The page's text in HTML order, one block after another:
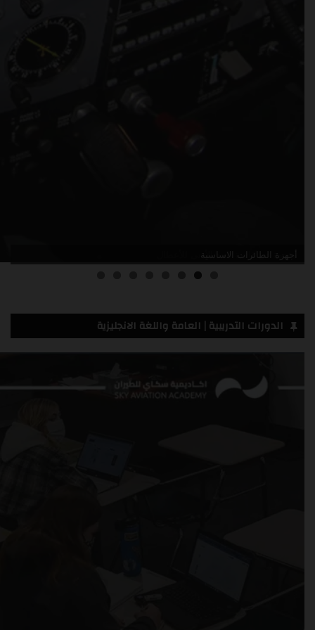
مقدمة في قائمة الحد الأدنى للأعطال
الدورات التدريبية | العامة واللغة الانجليزية